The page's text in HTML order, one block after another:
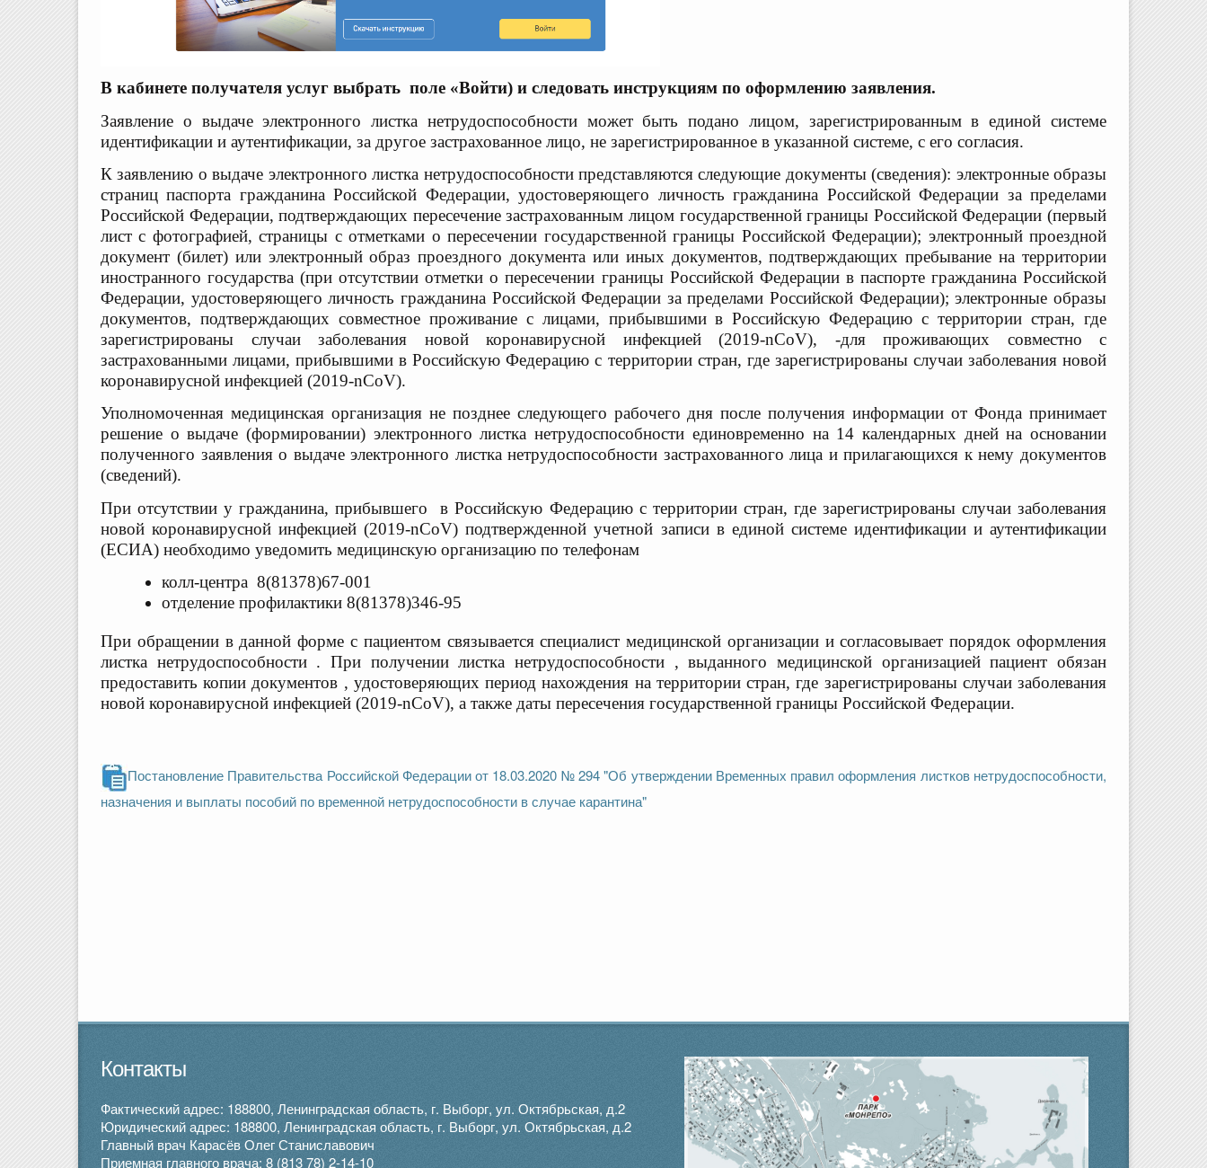
В кабинете получателя услуг выбрать поле «Войти) и следовать инструкциям по оформлению заявления.
Заявление о выдаче электронного листка нетрудоспособности может быть подано лицом, зарегистрированным в единой системе
идентификации и аутентификации, за другое застрахованное лицо, не зарегистрированное в указанной системе, с его согласия.
К заявлению о выдаче электронного листка нетрудоспособности представляются следующие документы (сведения): электронные образы
страниц паспорта гражданина Российской Федерации, удостоверяющего личность гражданина РоссийскойФедерации за пределами
Российской Федерации, подтверждающих пересечение застрахованным лицом государственной границы РоссийскойФедерации (первый
лист с фотографией, страницы с отметками о пересечении государственной границы Российской Федерации); электронный проездной
документ (билет) или электронный образпроездного документа или иных документов, подтверждающихпребывание на территории
иностранного государства (при отсутствииотметки о пересечении границы Российской Федерации в паспорте гражданина Российской
Федерации, удостоверяющего личность гражданина Российской Федерации за пределами Российской Федерации);электронные образы
документов, подтверждающих совместное проживание с лицами, прибывшими в Российскую Федерациюс территории стран, где
зарегистрированы случаи заболевания новой коронавирусной инфекцией (2019-nCoV), -для проживающих совместно с
застрахованными лицами, прибывшими в Российскую Федерациюс территории стран, где зарегистрированы случаи заболевания новой
коронавирусной инфекцией (2019-nCoV).
Уполномоченная медицинская организация не позднее следующего рабочего дня после получения информации от Фондапринимает
решение о выдаче (формировании) электронного листканетрудоспособности единовременно на 14 календарных днейна основании
полученного заявления о выдаче электронного листканетрудоспособности застрахованного лица и прилагающихся к нему документов
(сведений).
При отсутствии у гражданина, прибывшего в Российскую Федерацию с территории стран, где зарегистрированы случаи заболевания
новой коронавирусной инфекцией (2019-nCoV) подтвержденной учетной записи в единой системе идентификации и аутентификации
(ЕСИА) необходимо уведомить медицинскую организацию по телефонам
колл-центра 8(81378)67-001
отделение профилактики 8(81378)346-95
При обращении в данной форме с пациентом связывается специалист медицинской организации и согласовывает порядок оформления
листка нетрудоспособности . При получении листка нетрудоспособности , выданного медицинской организацией пациент обязан
предоставить копии документов , удостоверяющих период нахождения на территории стран, где зарегистрированы случаи заболевания
новой коронавирусной инфекцией (2019-nCoV), а также даты пересечения государственной границы Российской Федерации.
Постановление Правительства Российской Федерации от 18.03.2020 № 294 "Об утверждении Временных правил оформления листков нетрудоспособности,
назначения и выплаты пособий по временной нетрудоспособности в случае карантина"
Контакты
Фактический адрес: 188800, Ленинградская область, г. Выборг, ул. Октябрьская, д.2
Юридический адрес: 188800, Ленинградская область, г. Выборг, ул. Октябрьская, д.2
Главный врач Карасёв Олег Станиславович
Приемная главного врача: 8 (813 78) 2-14-10